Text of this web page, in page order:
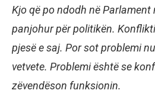
Kjo që po ndodh në Parlament
panjohur për politikën.
pjesë e saj. Por sot problemi
vetvete. Problemi është se
zëvendëson funksionin.